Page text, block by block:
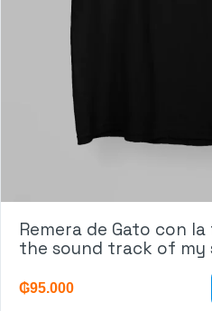
Remera de Gato con
the sound track of my
₲95.000